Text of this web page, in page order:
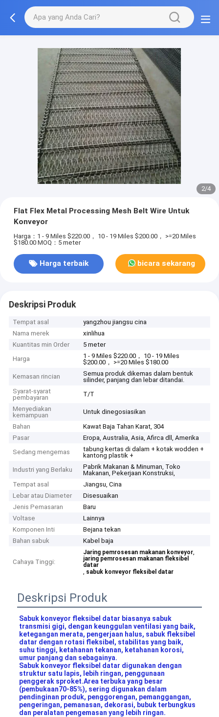
3/4
Flat Flex Metal Processing Mesh Belt Wire Untuk
Konveyor
Harga：1 - 9 Miles $220.00， 10 - 19 Miles $200.00， >=20 Miles
$180.00 MOQ：5 meter
Harga terbaik bicara sekarang
Deskripsi Produk
Tempat asal
yangzhou jiangsu cina
Nama merek
xinlihua
Kuantitas min Order
5 meter
Harga
1 - 9 Miles $220.00， 10 - 19 Miles
$200.00， >=20 Miles $180.00
Kemasan rincian
Semua produk dikemas dalam bentuk
silinder, panjang dan lebar ditandai.
Syarat-syarat
pembayaran
T/T
Menyediakan
kemampuan
Untuk dinegosiasikan
Bahan
Kawat Baja Tahan Karat, 304
Pasar
Eropa, Australia, Asia, Afirca dll, Amerika
Sedang mengemas
tabung kertas di dalam + kotak wodden +
kantong plastik +
Industri yang Berlaku
Pabrik Makanan & Minuman, Toko
Makanan, Pekerjaan Konstruksi,
Tempat asal
Jiangsu, Cina
Lebar atau Diameter
Disesuaikan
Jenis Pemasaran
Baru
Voltase
Lainnya
Komponen Inti
Bejana tekan
Bahan sabuk
Kabel baja
Cahaya Tinggi:
Jaring pemrosesan makanan konveyor,
jaring pemrosesan makanan fleksibel
datar
, sabuk konveyor fleksibel datar
Deskripsi Produk
Sabuk konveyor fleksibel datar biasanya sabuk
transmisi gigi, dengan keunggulan ventilasi yang baik,
ketegangan merata, pengerjaan halus, sabuk fleksibel
datar dengan rotasi fleksibel, stabilitas yang baik,
suhu tinggi, ketahanan tekanan, ketahanan korosi,
umur panjang dan sebagainya.
Sabuk konveyor fleksibel datar digunakan dengan
struktur satu lapis, lebih ringan, penggunaan
penggerak sproket.Area terbuka yang besar
(pembukaan70-85%), sering digunakan dalam
pendinginan produk, penggorengan, pemanggangan,
pengeringan, pemanasan, dekorasi, bubuk terbungkus
dan peralatan pengemasan yang lebih ringan.